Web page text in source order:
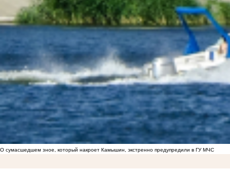
О сумасшедшем зное, который накроет Камышин, экстренно предупредили в ГУ МЧС